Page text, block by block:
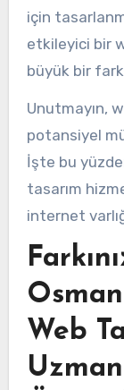
için
etkileyici bir
büyük bir
Unutmayın,
potansiyel
İşte bu
tasarım
internet
Web